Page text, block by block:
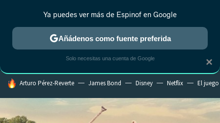
ESTRENOS REALITY ANIME RANKINGS CINE
HOY SE HABLA DE
Arturo Pérez-Reverte James Bond Disney Netflix El
×
Ya puedes ver más de Espinof en Google
Añádenos como fuente preferida
Solo necesitas una cuenta de Google